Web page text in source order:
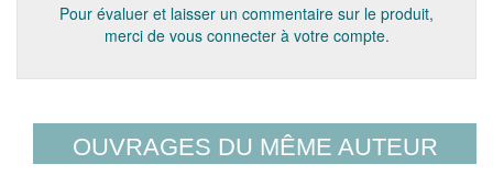
Pour évaluer et laisser un commentaire sur le produit,
merci de vous connecter à votre compte.
OUVRAGES DU MÊME AUTEUR